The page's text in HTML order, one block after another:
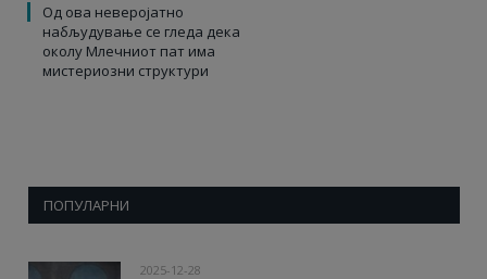
Од ова неверојатно
набљудување се гледа дека
околу Млечниот пат има
мистериозни структури
ПОПУЛАРНИ
2025-12-28